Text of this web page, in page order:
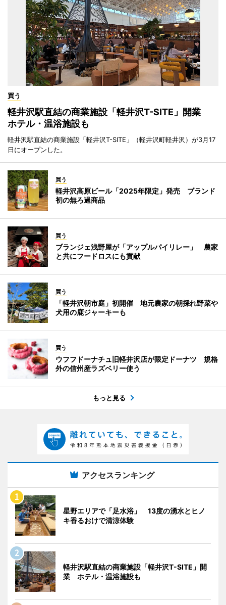
買う
軽井沢駅直結の商業施設「軽井沢T-SITE」開業
ホテル・温浴施設も
軽井沢駅直結の商業施設「軽井沢T-SITE」（軽井沢町軽井沢）が3月17
日にオープンした。
買う
軽井沢高原ビール「2025年限定」発売 ブランド
初の無ろ過商品
買う
ブランジェ浅野屋が「アップルパイリレー」 農家
と共にフードロスにも貢献
買う
「軽井沢朝市庭」初開催 地元農家の朝採れ野菜や
犬用の鹿ジャーキーも
買う
ウフフドーナチュ旧軽井沢店が限定ドーナツ 規格
外の信州産ラズベリー使う
もっと見る
アクセスランキング
星野エリアで「足水浴」 13度の湧水とヒノ
キ香るおけで清涼体験
軽井沢駅直結の商業施設「軽井沢T-SITE」開
業 ホテル・温浴施設も